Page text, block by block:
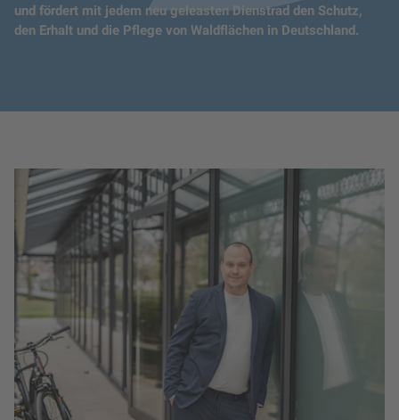
und fördert mit jedem neu geleasten Dienstrad den Schutz,
den Erhalt und die Pflege von Waldflächen in Deutschland.